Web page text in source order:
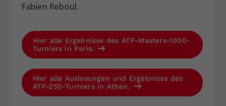
Fabien Reboul.
Hier alle Ergebnisse des ATP-Masters-1000-
Turniers in Paris.
Hier alle Auslosungen und Ergebnisse des
ATP-250-Turniers in Athen.